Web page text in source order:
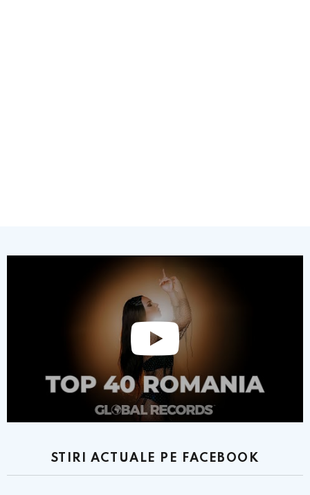
STIRI ACTUALE PE FACEBOOK